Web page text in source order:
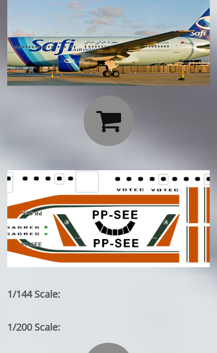

1/144 Scale:
1/200 Scale: